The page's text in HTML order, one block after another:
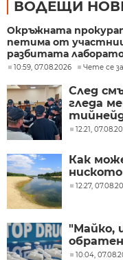
ВОДЕЩИ
Окръжната
петима от
разбитата
10:59, 07.08.2026 Чете се
След
гледа
12:21,
Как
12:27,
"Майко,
10:04,